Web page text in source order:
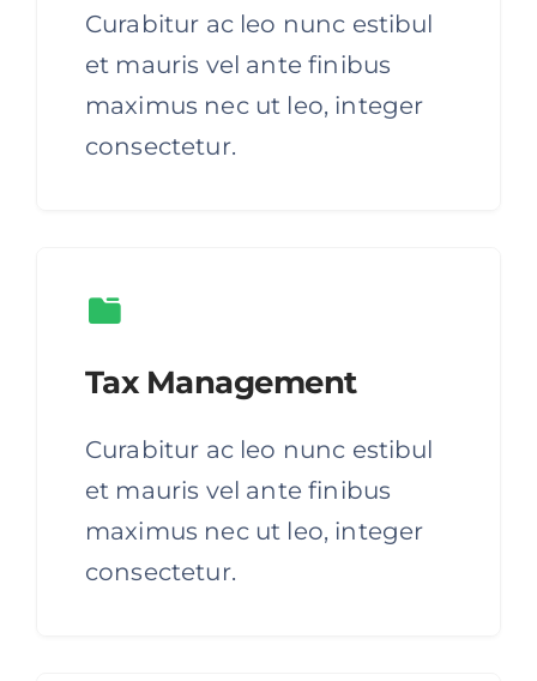
Curabitur ac leo nunc estibul
et mauris vel ante finibus
maximus nec ut leo, integer
consectetur.
Tax Management
Curabitur ac leo nunc estibul
et mauris vel ante finibus
maximus nec ut leo, integer
consectetur.